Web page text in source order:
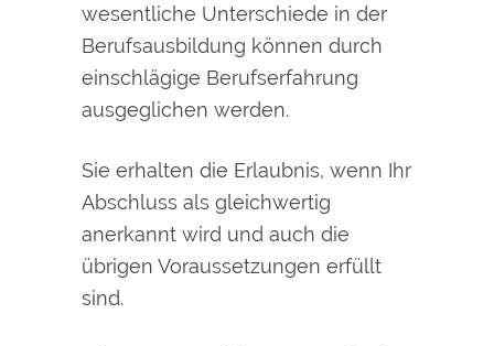
wesentliche Unterschiede in der
Berufsausbildung können durch
einschlägige Berufserfahrung
ausgeglichen werden.
Sie erhalten die Erlaubnis, wenn Ihr
Abschluss als gleichwertig
anerkannt wird und auch die
übrigen Voraussetzungen erfüllt
sind.